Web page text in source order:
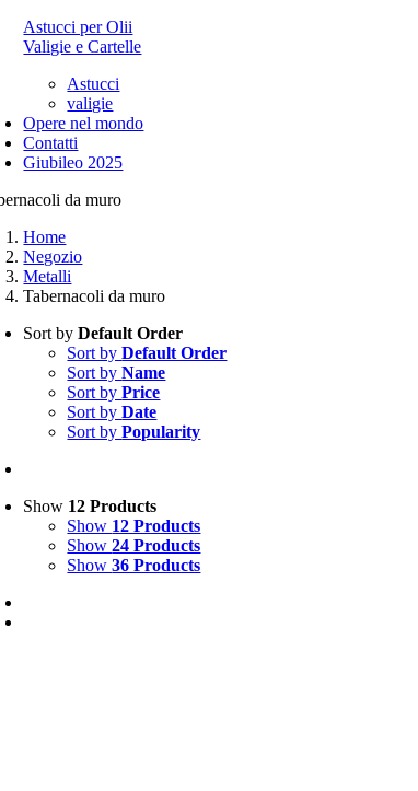
Astucci per Olii
Valigie e Cartelle
Astucci
valigie
Opere nel mondo
Contatti
Giubileo 2025
da muro
Home
Negozio
Metalli
Tabernacoli da muro
Sort byDefault Order
Sort byDefault Order
Sort byName
Sort byPrice
Sort byDate
Sort byPopularity
Show 12 Products
Show 12 Products
Show24 Products
Show36 Products